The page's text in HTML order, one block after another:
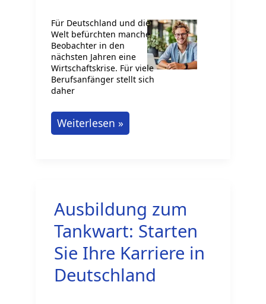
Für Deutschland und die
Welt befürchten manche
Beobachter in den
nächsten Jahren eine
Wirtschaftskrise. Für viele
Berufsanfänger stellt sich
daher
Doppelt
sicher
beim
Staat
Weiterlesen »
Ausbildung zum
Tankwart: Starten
Sie Ihre Karriere in
Deutschland